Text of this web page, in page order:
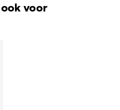
voor